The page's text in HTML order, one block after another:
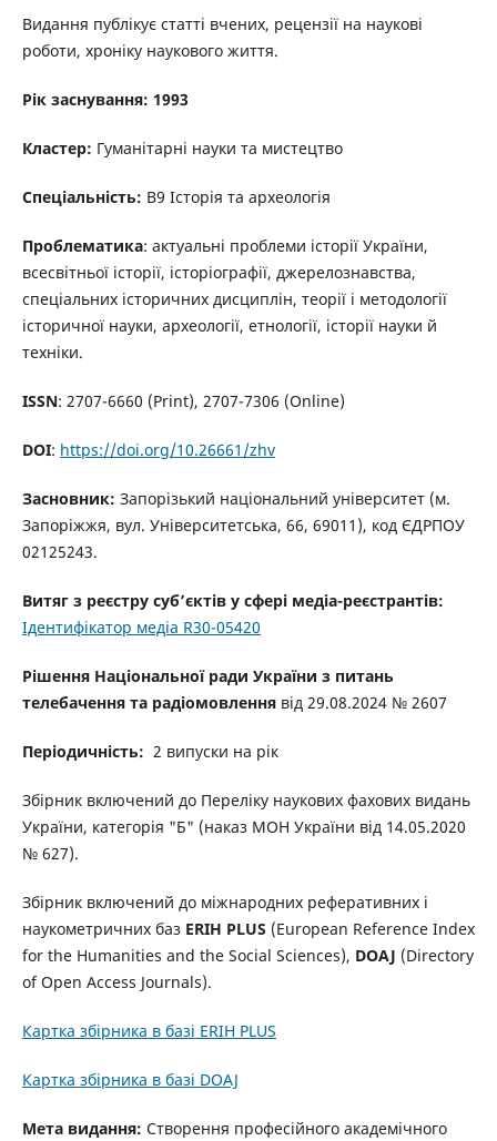
Видання публікує статті вчених, рецензії на наукові
роботи, хроніку наукового життя.
Рік заснування: 1993
Кластер: Гуманітарні науки та мистецтво
Спеціальність: B9 Історія та археологія
Проблематика: актуальні проблеми історії України,
всесвітньої історії, історіографії, джерелознавства,
спеціальних історичних дисциплін, теорії і методології
історичної науки, археології, етнології, історії науки й
техніки.
ISSN: 2707-6660 (Print), 2707-7306 (Online)
DOI: https://doi.org/10.26661/zhv
Засновник: Запорізький національний університет (м.
Запоріжжя, вул. Університетська, 66, 69011), код ЄДРПОУ
02125243.
Витяг з реєстру суб’єктів у сфері медіа-реєстрантів:
Ідентифікатор медіа R30-05420
Рішення Національної ради України з питань
телебачення та радіомовленнявід 29.08.2024 № 2607
Періодичність: 2 випуски на рік
Збірник включений до Переліку наукових фахових видань
України, категорія "Б" (наказ МОН України від 14.05.2020
№ 627).
Збірник включений до міжнародних реферативних і
наукометричних баз ERIH PLUS (European Reference Index
for the Humanities and the Social Sciences), DOAJ (Directory
of Open Access Journals).
Картка збірника в базі ERIH PLUS
Картка збірника в базі DOAJ
Мета видання: Створення професійного академічного